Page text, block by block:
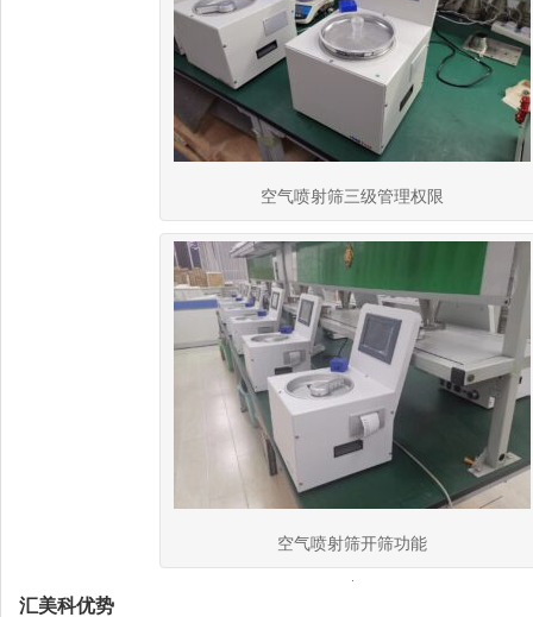
空气喷射筛三级管理权限
空气喷射筛开筛功能
汇美科优势